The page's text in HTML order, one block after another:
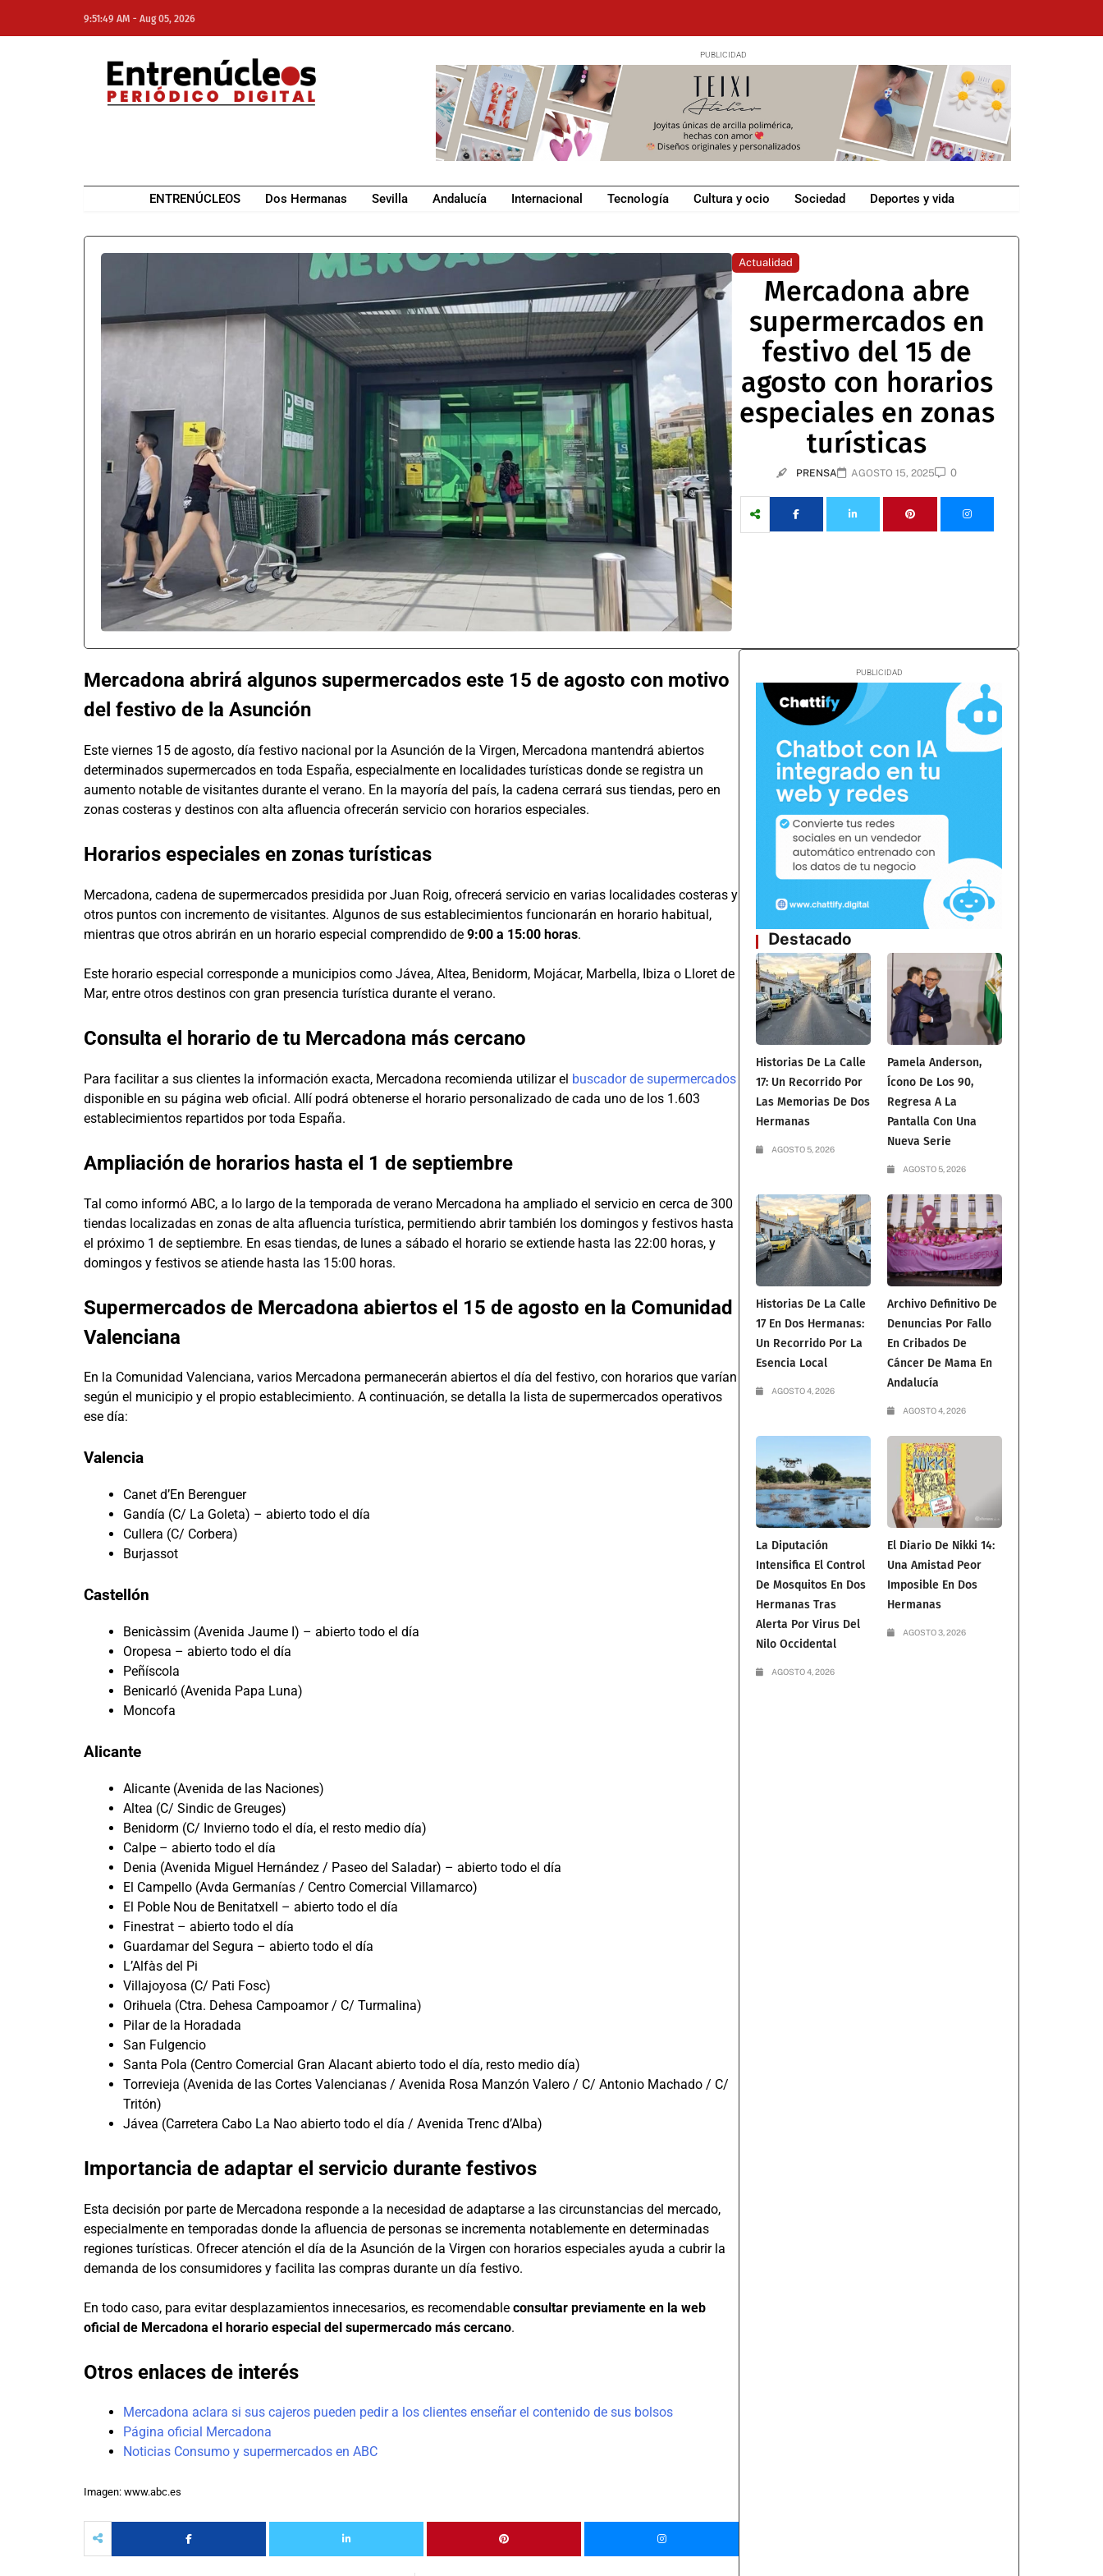
9:51:49 AM - Aug 05, 2026
ENTRENÚCLEOS Dos Hermanas Sevilla Andalucía Internacional Tecnología Cultura y ocio Sociedad Deportes y vida
Actualidad
Mercadona abre
supermercados en
festivo del 15 de
agosto con horarios
especiales en zonas
turísticas
PRENSA AGOSTO 15, 2025 0
Mercadona abrirá algunos supermercados este 15 de agosto con motivo
del festivo de la Asunción
Este viernes 15 de agosto, día festivo nacional por la Asunción de la Virgen, Mercadona mantendrá abiertos
determinados supermercados en toda España, especialmente en localidades turísticas donde se registra un
aumento notable de visitantes durante el verano. En la mayoría del país, la cadena cerrará sus tiendas, pero en
zonas costeras y destinos con alta afluencia ofrecerán servicio con horarios especiales.
Horarios especiales en zonas turísticas
Mercadona, cadena de supermercados presidida por Juan Roig, ofrecerá servicio en varias localidades costeras y
otros puntos con incremento de visitantes. Algunos de sus establecimientos funcionarán en horario habitual,
mientras que otros abrirán en un horario especial comprendido de 9:00 a 15:00 horas.
Este horario especial corresponde a municipios como Jávea, Altea, Benidorm, Mojácar, Marbella, Ibiza o Lloret de
Mar, entre otros destinos con gran presencia turística durante el verano.
Consulta el horario de tu Mercadona más cercano
Para facilitar a sus clientes la información exacta, Mercadona recomienda utilizar el buscador de supermercados
disponible en su página web oficial. Allí podrá obtenerse el horario personalizado de cada uno de los 1.603
establecimientos repartidos por toda España.
Ampliación de horarios hasta el 1 de septiembre
Tal como informó ABC, a lo largo de la temporada de verano Mercadona ha ampliado el servicio en cerca de 300
tiendas localizadas en zonas de alta afluencia turística, permitiendo abrir también los domingos y festivos hasta
el próximo 1 de septiembre. En esas tiendas, de lunes a sábado el horario se extiende hasta las 22:00 horas, y
domingos y festivos se atiende hasta las 15:00 horas.
Supermercados de Mercadona abiertos el 15 de agosto en la Comunidad
Valenciana
En la Comunidad Valenciana, varios Mercadona permanecerán abiertos el día del festivo, con horarios que varían
según el municipio y el propio establecimiento. A continuación, se detalla la lista de supermercados operativos
ese día:
Valencia
Canet d’En Berenguer
Gandía (C/ La Goleta) – abierto todo el día
Cullera (C/ Corbera)
Burjassot
Castellón
Benicàssim (Avenida Jaume I) – abierto todo el día
Oropesa – abierto todo el día
Peñíscola
Benicarló (Avenida Papa Luna)
Moncofa
Alicante
Alicante (Avenida de las Naciones)
Altea (C/ Sindic de Greuges)
Benidorm (C/ Invierno todo el día, el resto medio día)
Calpe – abierto todo el día
Denia (Avenida Miguel Hernández / Paseo del Saladar) – abierto todo el día
El Campello (Avda Germanías / Centro Comercial Villamarco)
El Poble Nou de Benitatxell – abierto todo el día
Finestrat – abierto todo el día
Guardamar del Segura – abierto todo el día
L’Alfàs del Pi
Villajoyosa (C/ Pati Fosc)
Orihuela (Ctra. Dehesa Campoamor / C/ Turmalina)
Pilar de la Horadada
San Fulgencio
Santa Pola (Centro Comercial Gran Alacant abierto todo el día, resto medio día)
Torrevieja (Avenida de las Cortes Valencianas / Avenida Rosa Manzón Valero / C/ Antonio Machado / C/
Tritón)
Jávea (Carretera Cabo La Nao abierto todo el día / Avenida Trenc d’Alba)
Importancia de adaptar el servicio durante festivos
Esta decisión por parte de Mercadona responde a la necesidad de adaptarse a las circunstancias del mercado,
especialmente en temporadas donde la afluencia de personas se incrementa notablemente en determinadas
regiones turísticas. Ofrecer atención el día de la Asunción de la Virgen con horarios especiales ayuda a cubrir la
demanda de los consumidores y facilita las compras durante un día festivo.
En todo caso, para evitar desplazamientos innecesarios, es recomendable consultar previamente en la web
oficial de Mercadona el horario especial del supermercado más cercano.
Otros enlaces de interés
Mercadona aclara si sus cajeros pueden pedir a los clientes enseñar el contenido de sus bolsos
Página oficial Mercadona
Noticias Consumo y supermercados en ABC
Imagen: www.abc.es
Destacado
Historias De La Calle
17: Un Recorrido Por
Las Memorias De Dos
Hermanas
AGOSTO 5, 2026
Pamela Anderson,
Ícono De Los 90,
Regresa A La
Pantalla Con Una
Nueva Serie
AGOSTO 5, 2026
Historias De La Calle
17 En Dos Hermanas:
Un Recorrido Por La
Esencia Local
AGOSTO 4, 2026
Archivo Definitivo De
Denuncias Por Fallo
En Cribados De
Cáncer De Mama En
Andalucía
AGOSTO 4, 2026
La Diputación
Intensifica El Control
De Mosquitos En Dos
Hermanas Tras
Alerta Por Virus Del
Nilo Occidental
AGOSTO 4, 2026
El Diario De Nikki 14:
Una Amistad Peor
Imposible En Dos
Hermanas
AGOSTO 3, 2026